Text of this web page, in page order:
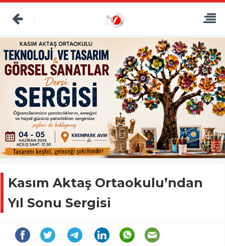
Kasım Aktaş Ortaokulu’ndan
Yıl Sonu Sergisi